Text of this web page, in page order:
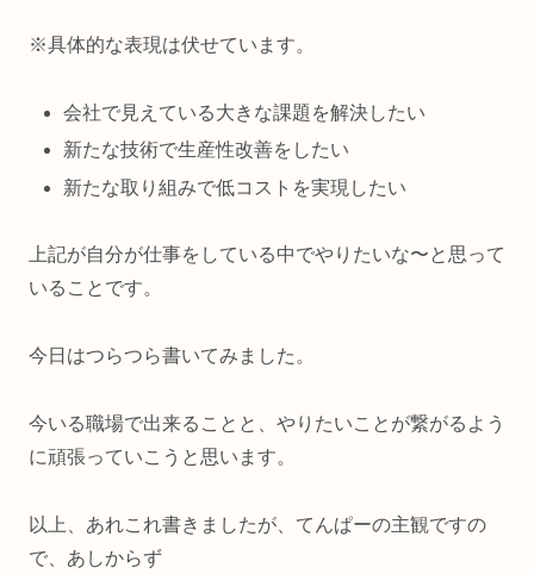
※具体的な表現は伏せています。
会社で見えている大きな課題を解決したい
新たな技術で生産性改善をしたい
新たな取り組みで低コストを実現したい
上記が自分が仕事をしている中でやりたいな〜と思って
いることです。
今日はつらつら書いてみました。
今いる職場で出来ることと、やりたいことが繋がるよう
に頑張っていこうと思います。
以上、あれこれ書きましたが、てんぱーの主観ですの
で、あしからず